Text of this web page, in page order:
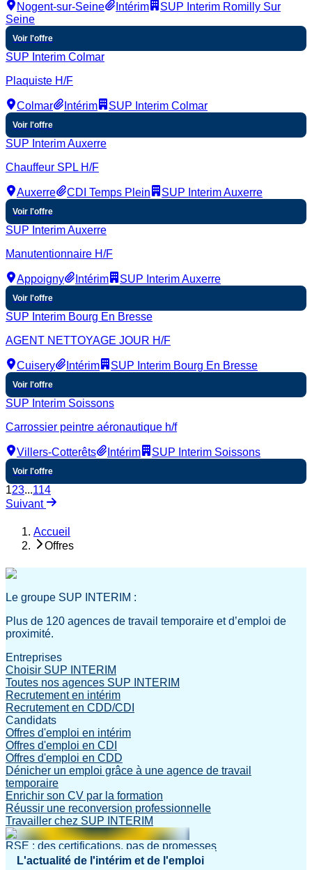
Nogent-sur-Seine Intérim
SUP Interim Romilly Sur
Seine
Voir l'offre
SUP Interim Colmar
Plaquiste H/F
Colmar Intérim SUP Interim Colmar
Voir l'offre
SUP Interim Auxerre
Chauffeur SPL H/F
Auxerre CDI Temps Plein SUP Interim Auxerre
Voir l'offre
SUP Interim Auxerre
Manutentionnaire H/F
Appoigny Intérim SUP Interim Auxerre
Voir l'offre
SUP Interim Bourg En Bresse
AGENT NETTOYAGE JOUR H/F
Cuisery Intérim SUP Interim Bourg En Bresse
Voir l'offre
SUP Interim Soissons
Carrossier peintre aéronautique h/f
Villers-Cotterêts Intérim SUP Interim Soissons
Voir l'offre
123...114
Suivant
Accueil
Offres
Le groupe SUP INTERIM :
Plus de 120 agences de travail temporaire et d’emploi de
proximité.
Entreprises
Choisir SUP INTERIM
Toutes nos agences SUP INTERIM
Recrutement en intérim
Recrutement en CDD/CDI
Candidats
Offres d'emploi en intérim
Offres d'emploi en CDI
Offres d'emploi en CDD
Dénicher un emploi grâce à une agence de travail
temporaire
Enrichir son CV par la formation
Réussir une reconversion professionnelle
Travailler chez SUP INTERIM
RSE : des certifications, pas de promesses
L'actualité de l'intérim et de l'emploi